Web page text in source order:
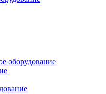
оборудование